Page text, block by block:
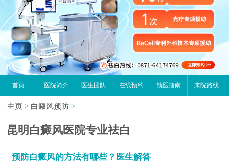
首页 医院简介 医生团队 在线预约 就医指南 来院路线
主页 > 白癜风预防 >
昆明白癜风医院专业祛白
预防白癜风的方法有哪些？医生解答